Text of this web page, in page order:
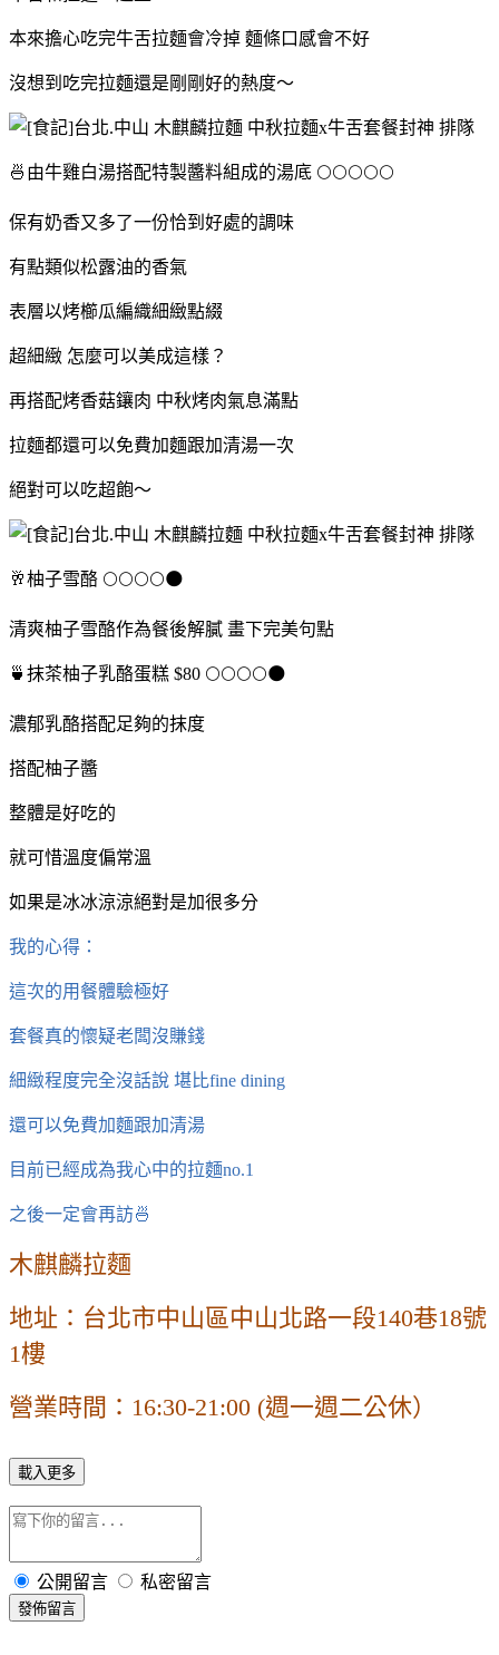
本來擔心吃完牛舌拉麵會冷掉 麵條口感會不好
沒想到吃完拉麵還是剛剛好的熱度～
🍜由牛雞白湯搭配特製醬料組成的湯底 🌕🌕🌕🌕🌕
保有奶香又多了一份恰到好處的調味
有點類似松露油的香氣
表層以烤櫛瓜編織細緻點綴
超細緻 怎麼可以美成這樣？
再搭配烤香菇鑲肉 中秋烤肉氣息滿點
拉麵都還可以免費加麵跟加清湯一次
絕對可以吃超飽～
🥂柚子雪酪 🌕🌕🌕🌕🌑
清爽柚子雪酪作為餐後解膩 畫下完美句點
🍵抹茶柚子乳酪蛋糕 $80 🌕🌕🌕🌕🌑
濃郁乳酪搭配足夠的抹度
搭配柚子醬
整體是好吃的
就可惜溫度偏常溫
如果是冰冰涼涼絕對是加很多分
我的心得：
這次的用餐體驗極好
套餐真的懷疑老闆沒賺錢
細緻程度完全沒話說 堪比fine dining
還可以免費加麵跟加清湯
目前已經成為我心中的拉麵no.1
之後一定會再訪🍜
木麒麟拉麵
地址：台北市中山區中山北路一段140巷18號
1樓
營業時間：16:30-21:00 (週一週二公休）
載入更多
公開留言 私密留言
發佈留言